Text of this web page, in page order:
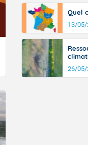
Quel
13/05/
26/05/